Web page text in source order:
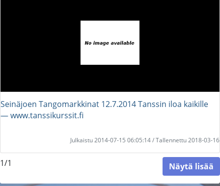
Seinäjoen Tangomarkkinat 12.7.2014 Tanssin iloa kaikille
― www.tanssikurssit.fi
Julkaistu 2014-07-15 06:05:14 / Tallennettu 2018-03-16
1/1 Näytä lisää